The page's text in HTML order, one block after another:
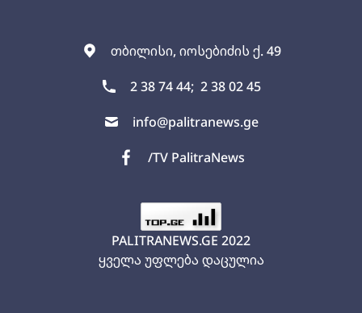
თბილისი, იოსებიძის ქ. 49
2 38 74 44; 2 38 02 45
info@palitranews.ge
/TV PalitraNews
PALITRANEWS.GE 2022
ყველა უფლება დაცულია